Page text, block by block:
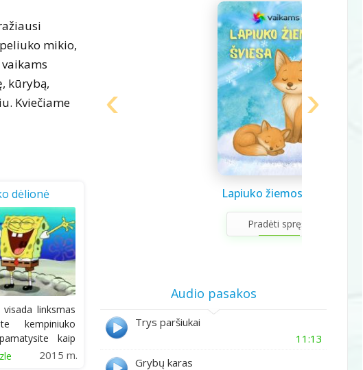
mikio,
kūrybą,
Kviečiame
dėlionė
visada linksmas
kempiniuko
kaip
2015 m.
Lapiuko žiemos šviesa
Pradėti spręsti
Žiemos saulėgįžos
knygelė
Aš galiu rinktis
Saulės sistema vaikams
Sveikuolio užduotėlės
vaikams
Gyvūnai abc
apvedžiojimo knygelė
Draugystės užduotėlės
vaikams
Pavasario laiškas
mamai
Velykų užduotėlės
Gerumo advento
kalendorius
Audio pasakos
Trys paršiukai
11:13
Grybų karas